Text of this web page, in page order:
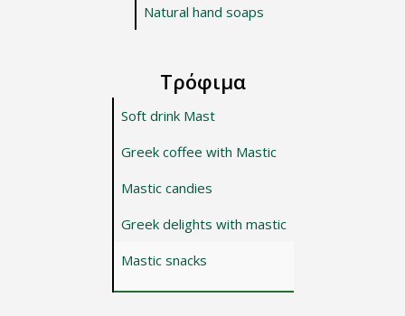
Natural hand soaps
Τρόφιμα
Soft drink Mast
Greek coffee with Mastic
Mastic candies
Greek delights with mastic
Mastic snacks